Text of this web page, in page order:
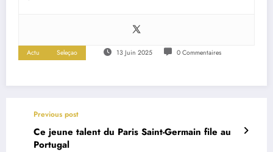
Actu Seleçao 13 Juin 2025 0 Commentaires
Previous post
Ce jeune talent du Paris Saint-Germain file au
Portugal